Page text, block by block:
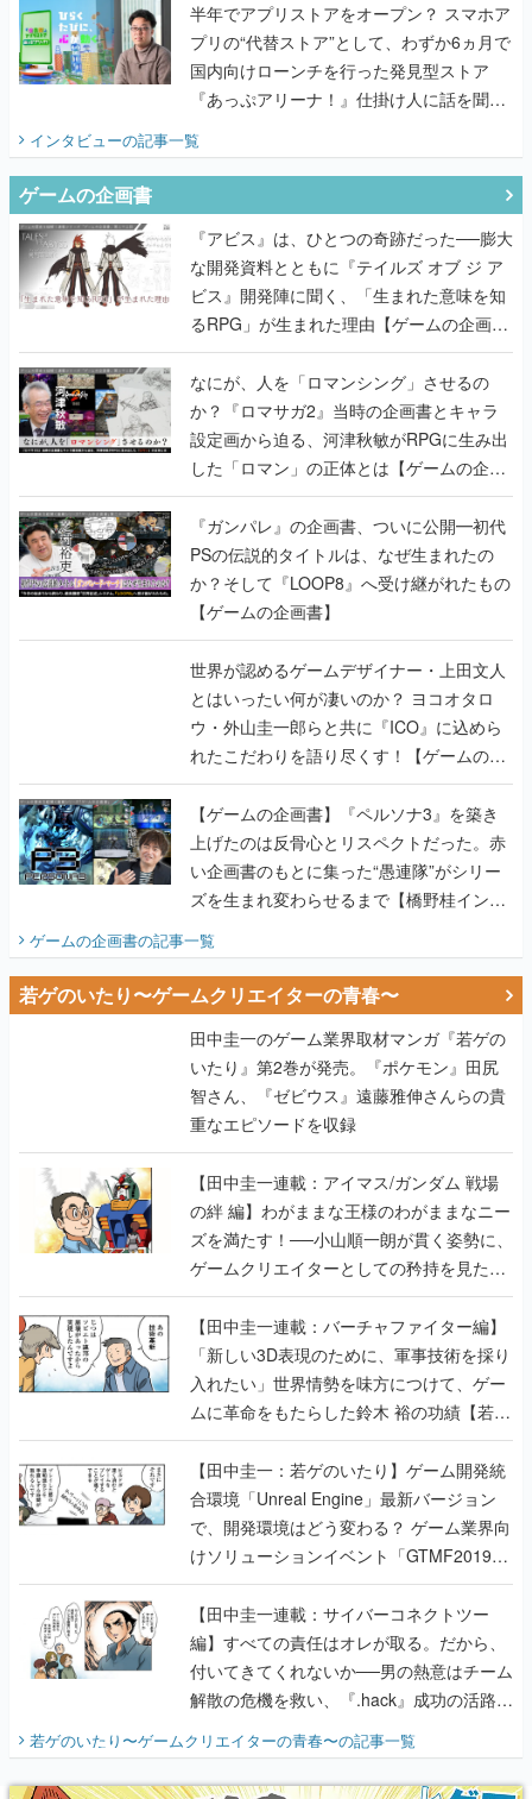
『あっぷアリーナ！』仕掛け人に話を聞い
てみた
インタビューの記事一覧
『アビス』は、ひとつの奇跡だった──膨大
な開発資料とともに『テイルズ オブ ジ ア
るRPG」が生まれた理由【ゲームの企画
書】
なにが、人を「ロマンシング」させるの
か？『ロマサガ2』当時の企画書とキャラ
設定画から迫る、河津秋敏がRPGに生み出
した「ロマン」の正体とは【ゲームの企画
書】
『ガンパレ』の企画書、ついに公開━初代
PSの伝説的タイトルは、なぜ生まれたの
か？そして『LOOP8』へ受け継がれたもの
【ゲームの企画書】
世界が認めるゲームデザイナー・上田文人
とはいったい何が凄いのか？ ヨコオタロ
ウ・外山圭一郎らと共に『ICO』に込めら
れたこだわりを語り尽くす！【ゲームの企
画書】
【ゲームの企画書】『ペルソナ3』を築き
上げたのは反骨心とリスペクトだった。赤
い企画書のもとに集った“愚連隊”がシリー
ズを生まれ変わらせるまで【橋野桂インタ
ビュー】
ゲームの企画書の記事一覧
若ゲのいたり〜ゲームクリエイターの青春〜
田中圭一のゲーム業界取材マンガ『若ゲの
いたり』第2巻が発売。『ポケモン』田尻
智さん、『ゼビウス』遠藤雅伸さんらの貴
重なエピソードを収録
【田中圭一連載：アイマス/ガンダム 戦場
の絆 編】わがままな王様のわがままなニー
ズを満たす！──小山順一朗が貫く姿勢に、
ゲームクリエイターとしての矜持を見た
【若ゲのいたり最終回】
【田中圭一連載：バーチャファイター編】
「新しい3D表現のために、軍事技術を採り
入れたい」世界情勢を味方につけて、ゲー
ムに革命をもたらした鈴木 裕の功績【若ゲ
のいたり】
【田中圭一：若ゲのいたり】ゲーム開発統
合環境「Unreal Engine」最新バージョン
で、開発環境はどう変わる？ ゲーム業界向
けソリューションイベント「GTMF2019」
に行って、より理解を深めよう【PR】
【田中圭一連載：サイバーコネクトツー
編】すべての責任はオレが取る。だから、
付いてきてくれないか──男の熱意はチーム
解散の危機を救い、『.hack』成功の活路を
開く。業界の快男児・松山 洋に流れる血は
『少年ジャンプ』色だった【若ゲのいた
り】
若ゲのいたり〜ゲームクリエイターの青春〜の記事一覧